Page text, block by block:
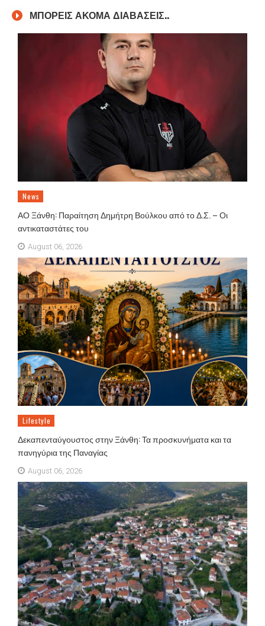
ΜΠΟΡΕΙΣ ΑΚΟΜΑ ΔΙΑΒΑΣΕΙΣ..
News
ΑΟ Ξάνθη: Παραίτηση Δημήτρη Βούλκου από το Δ.Σ. – Οι
αντικαταστάτες του
August 06, 2026
Lifestyle
Δεκαπενταύγουστος στην Ξάνθη: Τα προσκυνήματα και τα
πανηγύρια της Παναγίας
August 06, 2026